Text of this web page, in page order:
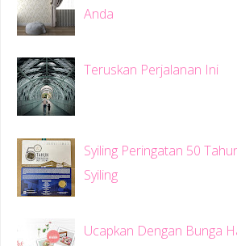
Anda
Teruskan Perjalanan Ini
Syiling Peringatan 50
Syiling
Ucapkan Dengan Bunga